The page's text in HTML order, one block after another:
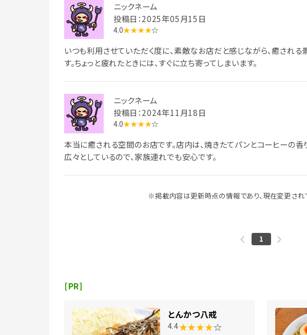
ニックネーム
投稿日：2025年05月15日
4.0★★★★☆
いつも利用させていただく度に、素敵なお店だと感じながら、癒され
す。ちょっと疲れたときには、すぐに立ち寄ってしまいます。
ニックネーム
投稿日：2024年11月18日
4.0★★★★☆
本当に癒される空間のお店です。店内は、焼きたてパンとコーヒーの香
広々としているので、家族連れでも安心です。
※掲載内容は更新時点の情報であり、現在変更され
1
[PR]
とんかつ八戒
4.4★★★★☆